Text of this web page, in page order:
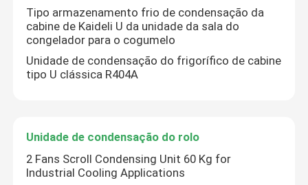
Unidade de condensação da sala do congelador
Unidade de condensação do rolo
Tipo armazenamento frio de condensação da
cabine de Kaideli U da unidade da sala do
congelador para o cogumelo
Unidade de condensação do frigorífico de cabine
tipo U clássica R404A
Unidade de condensação do rolo
2 Fans Scroll Condensing Unit 60 Kg for
Industrial Cooling Applications